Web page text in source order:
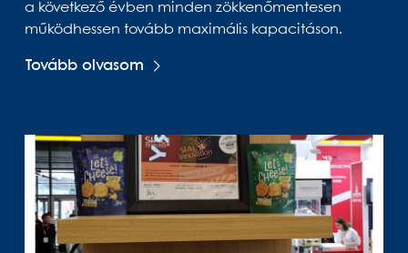
a következő évben minden zökkenőmentesen
működhessen tovább maximális kapacitáson.
Tovább olvasom